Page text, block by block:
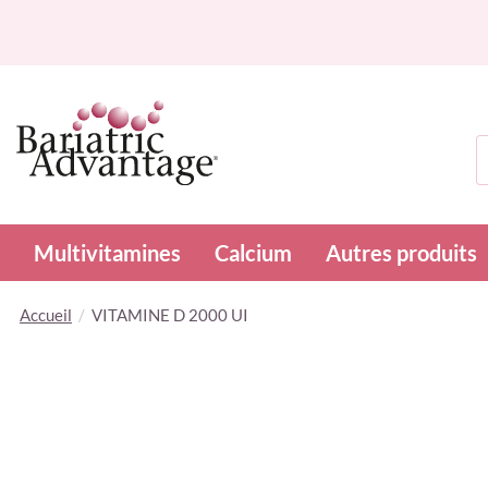
Multivitamines Calcium Autres produits
Accueil VITAMINE D 2000 UI